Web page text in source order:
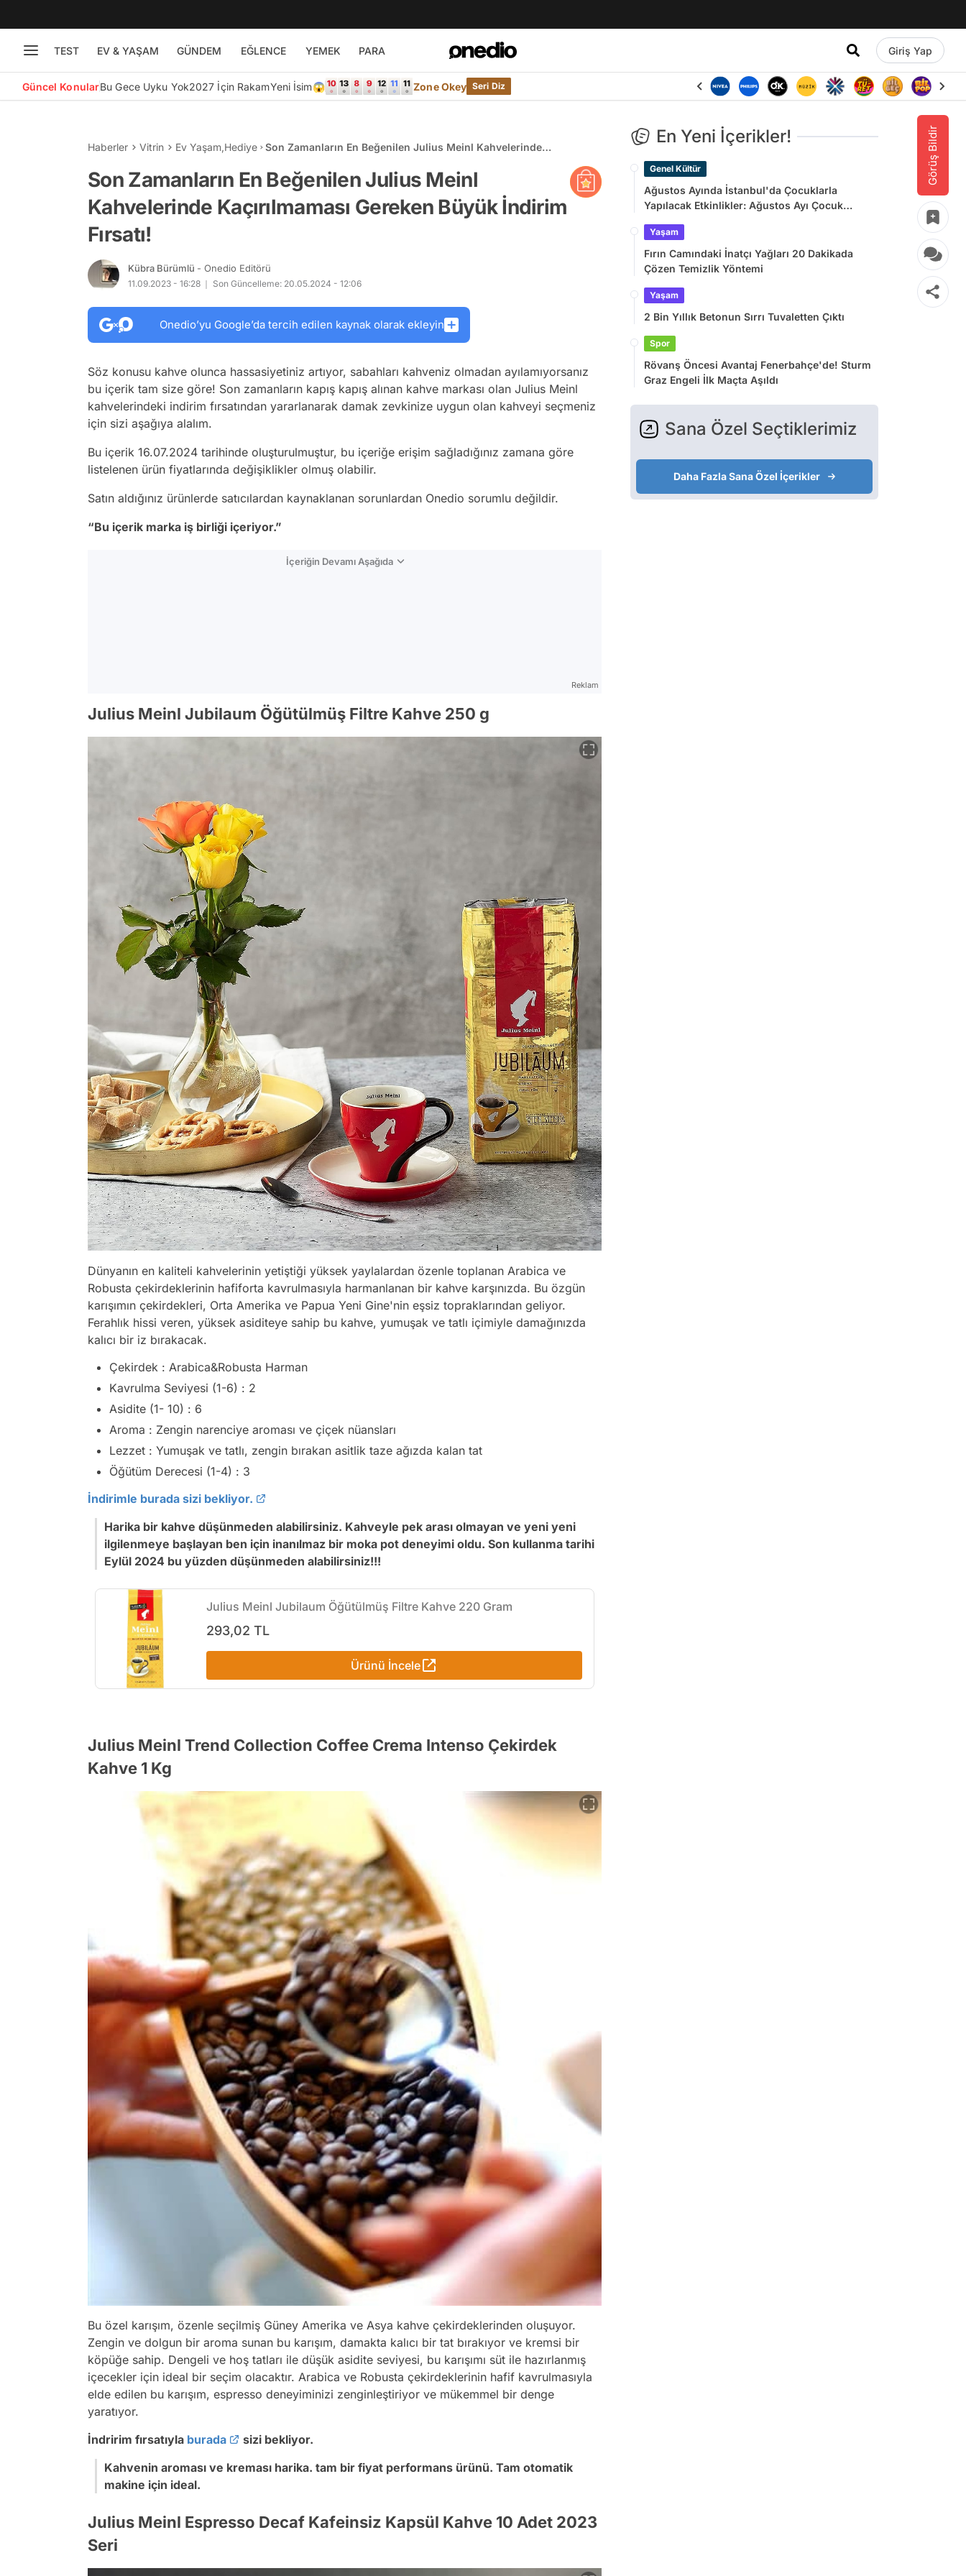
TEST EV & YAŞAM GÜNDEM EĞLENCE YEMEK PARA Giriş Yap
Güncel KonularBu Gece Uyku Yok2027 İçin RakamYeni İsim😱 Zone Okey Seri Diz
Görüş Bildir
Haberler Vitrin Ev Yaşam,Hediye
Son Zamanların En Beğenilen Julius Meinl Kahvelerinde
Son Zamanların En Beğenilen Julius Meinl
Kahvelerinde Kaçırılmaması Gereken Büyük İndirim
Fırsatı!
Kübra Bürümlü - Onedio Editörü
11.09.2023 - 16:28 Son Güncelleme: 20.05.2024 - 12:06
Onedio’yu Google’da tercih edilen kaynak olarak ekleyin
Söz konusu kahve olunca hassasiyetiniz artıyor, sabahları kahveniz olmadan ayılamıyorsanız
bu içerik tam size göre! Son zamanların kapış kapış alınan kahve markası olan Julius Meinl
kahvelerindeki indirim fırsatından yararlanarak damak zevkinize uygun olan kahveyi seçmeniz
için sizi aşağıya alalım.
Bu içerik 16.07.2024 tarihinde oluşturulmuştur, bu içeriğe erişim sağladığınız zamana göre
listelenen ürün fiyatlarında değişiklikler olmuş olabilir.
Satın aldığınız ürünlerde satıcılardan kaynaklanan sorunlardan Onedio sorumlu değildir.
“Bu içerik marka iş birliği içeriyor.”
İçeriğin Devamı Aşağıda
Reklam
Julius Meinl Jubilaum Öğütülmüş Filtre Kahve 250 g
Dünyanın en kaliteli kahvelerinin yetiştiği yüksek yaylalardan özenle toplanan Arabica ve
Robusta çekirdeklerinin hafiforta kavrulmasıyla harmanlanan bir kahve karşınızda. Bu özgün
karışımın çekirdekleri, Orta Amerika ve Papua Yeni Gine'nin eşsiz topraklarından geliyor.
Ferahlık hissi veren, yüksek asiditeye sahip bu kahve, yumuşak ve tatlı içimiyle damağınızda
kalıcı bir iz bırakacak.
Çekirdek : Arabica&Robusta Harman
Kavrulma Seviyesi (1-6) : 2
Asidite (1- 10) : 6
Aroma : Zengin narenciye aroması ve çiçek nüansları
Lezzet : Yumuşak ve tatlı, zengin bırakan asitlik taze ağızda kalan tat
Öğütüm Derecesi (1-4) : 3
İndirimle burada sizi bekliyor.
Harika bir kahve düşünmeden alabilirsiniz. Kahveyle pek arası olmayan ve yeni yeni
ilgilenmeye başlayan ben için inanılmaz bir moka pot deneyimi oldu. Son kullanma tarihi
Eylül 2024 bu yüzden düşünmeden alabilirsiniz!!!
Julius Meinl Jubilaum Öğütülmüş Filtre Kahve 220 Gram
293,02 TL
Ürünü İncele
Julius Meinl Trend Collection Coffee Crema Intenso Çekirdek
Kahve 1 Kg
Bu özel karışım, özenle seçilmiş Güney Amerika ve Asya kahve çekirdeklerinden oluşuyor.
Zengin ve dolgun bir aroma sunan bu karışım, damakta kalıcı bir tat bırakıyor ve kremsi bir
köpüğe sahip. Dengeli ve hoş tatları ile düşük asidite seviyesi, bu karışımı süt ile hazırlanmış
içecekler için ideal bir seçim olacaktır. Arabica ve Robusta çekirdeklerinin hafif kavrulmasıyla
elde edilen bu karışım, espresso deneyiminizi zenginleştiriyor ve mükemmel bir denge
yaratıyor.
İndririm fırsatıyla burada
sizi bekliyor.
Kahvenin aroması ve kreması harika. tam bir fiyat performans ürünü. Tam otomatik
makine için ideal.
Julius Meinl Espresso Decaf Kafeinsiz Kapsül Kahve 10 Adet 2023
Seri
En Yeni İçerikler!
Genel Kültür
Ağustos Ayında İstanbul'da Çocuklarla
Yapılacak Etkinlikler: Ağustos Ayı Çocuk
Yaşam
Fırın Camındaki İnatçı Yağları 20 Dakikada
Çözen Temizlik Yöntemi
Yaşam
2 Bin Yıllık Betonun Sırrı Tuvaletten Çıktı
Spor
Rövanş Öncesi Avantaj Fenerbahçe'de! Sturm
Graz Engeli İlk Maçta Aşıldı
Sana Özel Seçtiklerimiz
Daha Fazla Sana Özel İçerikler